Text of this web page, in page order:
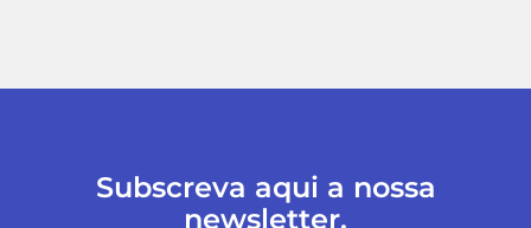
Subscreva aqui a nossa
newsletter.